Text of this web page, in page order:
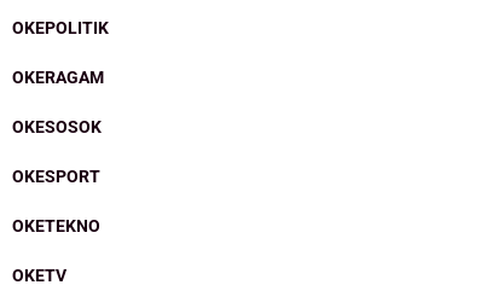
OKEPOLITIK
OKERAGAM
OKESOSOK
OKESPORT
OKETEKNO
OKETV